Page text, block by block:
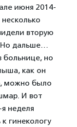
июня 2014-
вторую
Но дальше…
больнице, но
как он
можно было
И вот
неделя
гинекологу